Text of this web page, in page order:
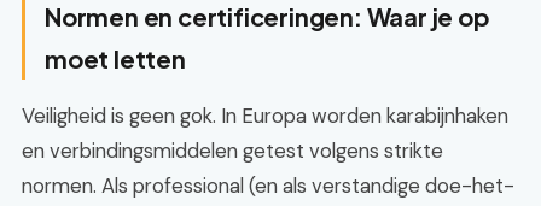
Normen en certificeringen: Waar je op
moet letten
Veiligheid is geen gok. In Europa worden karabijnhaken
en verbindingsmiddelen getest volgens strikte
normen. Als professional (en als verstandige doe-het-